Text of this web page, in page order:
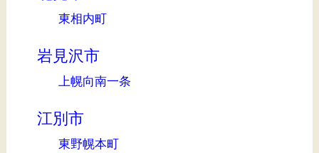
東相内町
岩見沢市
上幌向南一条
江別市
東野幌本町